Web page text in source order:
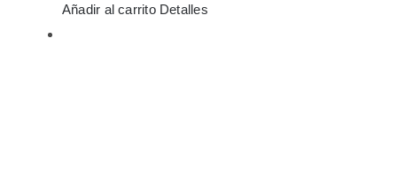
Añadir al carrito Detalles